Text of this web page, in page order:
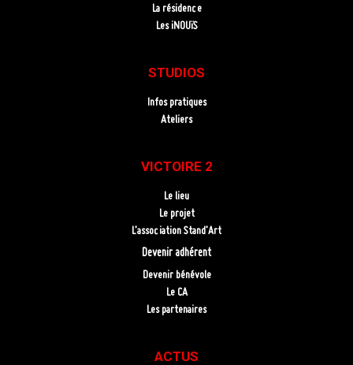
La résidence
Les iNOUïS
STUDIOS
Infos pratiques
Ateliers
VICTOIRE 2
Le lieu
Le projet
L’association Stand’Art
Devenir adhérent
Devenir bénévole
Le CA
Les partenaires
ACTUS